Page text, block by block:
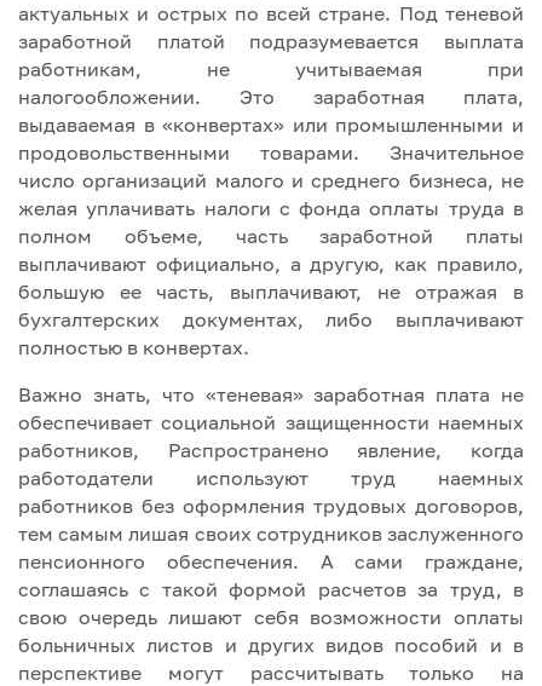
актуальных и острых по всей стране. Под теневой
заработной платой подразумевается выплата
работникам, не учитываемая при
налогообложении. Это заработная плата,
выдаваемая в «конвертах» или промышленными и
продовольственными товарами. Значительное
число организаций малого и среднего бизнеса, не
желая уплачивать налоги с фонда оплаты труда в
полном объеме, часть заработной платы
выплачивают официально, а другую, как правило,
большую ее часть, выплачивают, не отражая в
бухгалтерских документах, либо выплачивают
полностью в конвертах.
Важно знать, что «теневая» заработная плата не
обеспечивает социальной защищенности наемных
работников, Распространено явление, когда
работодатели используют труд наемных
работников без оформления трудовых договоров,
тем самым лишая своих сотрудников заслуженного
пенсионного обеспечения. А сами граждане,
соглашаясь с такой формой расчетов за труд, в
свою очередь лишают себя возможности оплаты
больничных листов и других видов пособий и в
перспективе могут рассчитывать только на